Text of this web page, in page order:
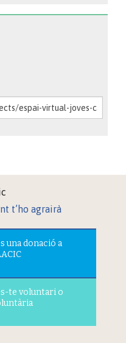
t’ho agrairà
una donació a
te voluntari o